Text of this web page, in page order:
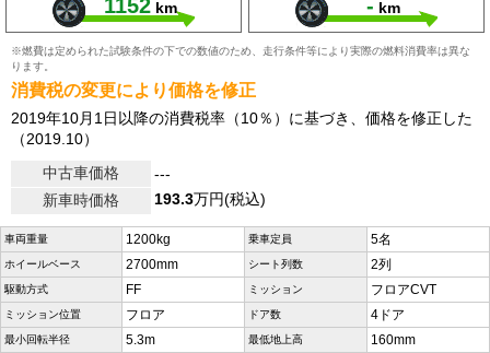
1152 km - km
※燃費は定められた試験条件の下での数値のため、走行条件等により実際の燃料消費率は異な
ります。
消費税の変更により価格を修正
2019年10月1日以降の消費税率（10％）に基づき、価格を修正した
（2019.10）
中古車価格
---
新車時価格
193.3万円(税込)
車両重量 1200kg 乗車定員 5名
ホイールベース 2700mm シート列数 2列
駆動方式 FF ミッション フロアCVT
ミッション位置 フロア ドア数 4ドア
最小回転半径 5.3m 最低地上高 160mm